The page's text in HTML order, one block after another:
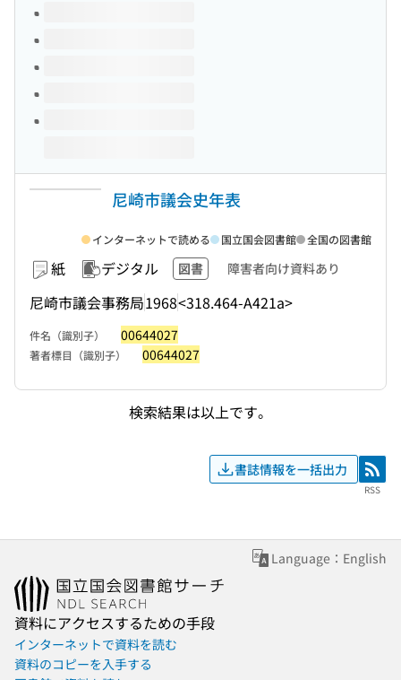
このタイトルの巻号
尼崎市議会史年表
紙 デジタル 図書 障害者向け資料あり
尼崎市議会事務局1968<318.464-A421a>
インターネットで読める 国立国会図書館 全国の図書館
件名（識別子） 00644027
著者標目（識別子） 00644027
検索結果は以上です。
書誌情報を一括出力 RSS
RSS
Language：English
資料にアクセスするための手段
インターネットで資料を読む
資料のコピーを入手する